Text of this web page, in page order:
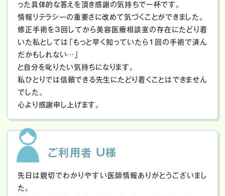
った具体的な答えを頂き感謝の気持ちで一杯です。
情報リテラシーの重要さに改めて気づくことができました。
修正手術を3回してから美容医療相談室の存在にたどり着
いた私としては「もっと早く知っていたら1回の手術で済ん
だかもしれない…」
と自分を叱りたい気持ちになります。
私ひとりでは信頼できる先生にたどり着くことはできません
でした。
心より感謝申し上げます。
ご利用者 U様
先日は親切でわかりやすい医師情報ありがとうございまし
た。